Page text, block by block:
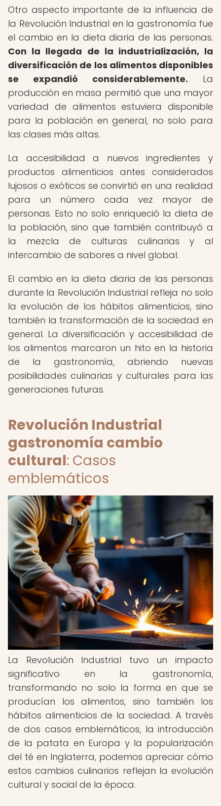
Otro aspecto importante de la influencia de
la Revolución Industrial en la gastronomía fue
el cambio en la dieta diaria de las personas.
Con la llegada de la industrialización, la
diversificación de los alimentos disponibles
se expandió considerablemente. La
producción en masa permitió que una mayor
variedad de alimentos estuviera disponible
para la población en general, no solo para
las clases más altas.
La accesibilidad a nuevos ingredientes y
productos alimenticios antes considerados
lujosos o exóticos se convirtió en una realidad
para un número cada vez mayor de
personas. Esto no solo enriqueció la dieta de
la población, sino que también contribuyó a
la mezcla de culturas culinarias y al
intercambio de sabores a nivel global.
El cambio en la dieta diaria de las personas
durante la Revolución Industrial refleja no solo
la evolución de los hábitos alimenticios, sino
también la transformación de la sociedad en
general. La diversificación y accesibilidad de
los alimentos marcaron un hito en la historia
de la gastronomía, abriendo nuevas
posibilidades culinarias y culturales para las
generaciones futuras.
Revolución Industrial
gastronomía cambio
cultural: Casos
emblemáticos
La Revolución Industrial tuvo un impacto
significativo en la gastronomía,
transformando no solo la forma en que se
producían los alimentos, sino también los
hábitos alimenticios de la sociedad. A través
de dos casos emblemáticos, la introducción
de la patata en Europa y la popularización
del té en Inglaterra, podemos apreciar cómo
estos cambios culinarios reflejan la evolución
cultural y social de la época.